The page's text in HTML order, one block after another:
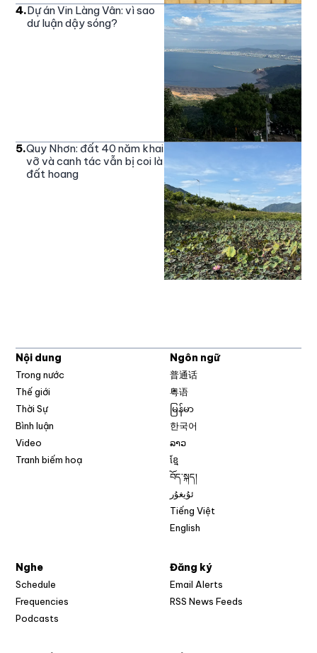
4.Dự án Vin Làng Vân: vì sao
dư luận dậy sóng?
5.Quy Nhơn: đất 40 năm khai
vỡ và canh tác vẫn bị coi là
đất hoang
Nội dung
Trong nước
Thế giới
Thời Sự
Bình luận
Video
Tranh biếm hoạ
Ngôn ngữ
普通话
粤语
မြန်မာ
한국어
ລາວ
ខ្មែ
བོད་སྐད།
ئۇيغۇر
Tiếng Việt
English
Nghe
Schedule
Frequencies
Podcasts
Đăng ký
Email Alerts
RSS News Feeds